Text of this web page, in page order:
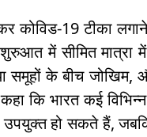
कोविड-19 टीका
में सीमित मात्रा में
समूहों के बीच
कि भारत कई
हो सकते हैं,